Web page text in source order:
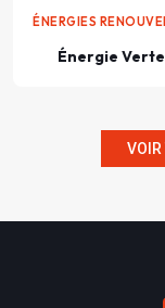
ÉNERGIES
Énergie Verte